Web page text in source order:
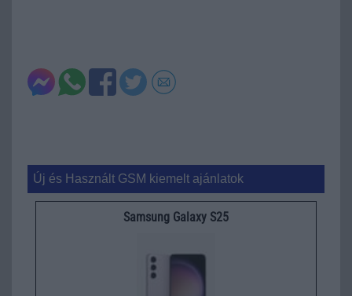
Új és Használt GSM kiemelt ajánlatok
Samsung Galaxy S25